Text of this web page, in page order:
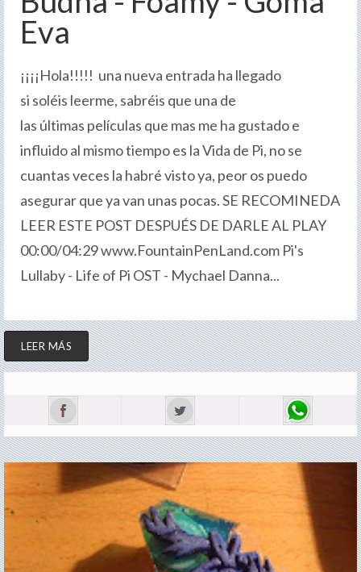
Eva
¡¡¡¡Hola!!!!! una nueva entrada ha llegado
si soléis leerme, sabréis que una de
las últimas películas que mas me ha gustado e
influido al mismo tiempo es la Vida de Pi, no se
cuantas veces la habré visto ya, peor os puedo
asegurar que ya van unas pocas. SE RECOMINEDA
LEER ESTE POST DESPUÉS DE DARLE AL PLAY
00:00/04:29 www.FountainPenLand.com Pi's
Lullaby - Life of Pi OST - Mychael Danna...
LEER MÁS